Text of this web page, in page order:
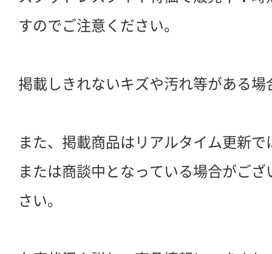
すのでご注意ください。
掲載しきれないキズや汚れ等がある場
また、掲載商品はリアルタイム更新
または商談中となっている場合がご
さい。